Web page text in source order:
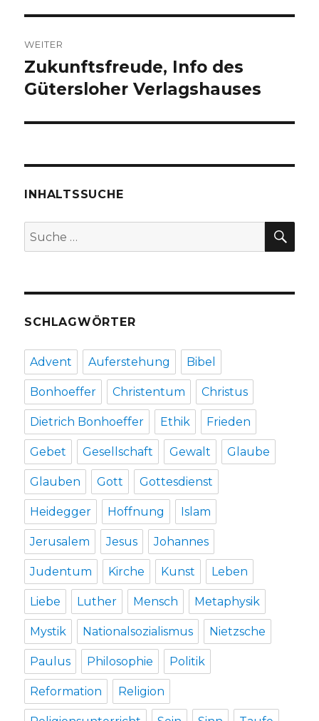
WEITER
Nächster
Beitrag:
Zukunftsfreude, Info des
Gütersloher Verlagshauses
INHALTSSUCHE
Suche
nach:
SCHLAGWÖRTER
Advent Auferstehung Bibel
Bonhoeffer Christentum Christus
Dietrich Bonhoeffer Ethik Frieden
Gebet Gesellschaft Gewalt Glaube
Glauben Gott Gottesdienst
Heidegger Hoffnung Islam
Jerusalem Jesus Johannes
Judentum Kirche Kunst Leben
Liebe Luther Mensch Metaphysik
Mystik Nationalsozialismus Nietzsche
Paulus Philosophie Politik
Reformation Religion